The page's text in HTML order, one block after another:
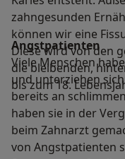
zahngesunden
können wir eine
Diese wird von den
die bleibenden,
bis zum 18.
Angstpatienten
Viele Menschen
und unterziehen
bereits an
haben sie in der
beim Zahnarzt
von Angstpatienten